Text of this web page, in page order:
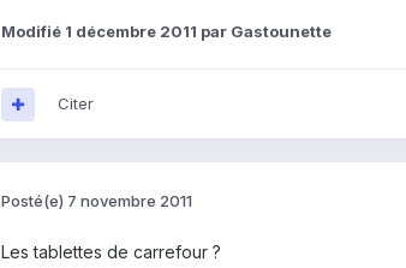
Modifié 1 décembre 2011 par Gastounette
Citer
Posté(e) 7 novembre 2011
Les tablettes de carrefour ?